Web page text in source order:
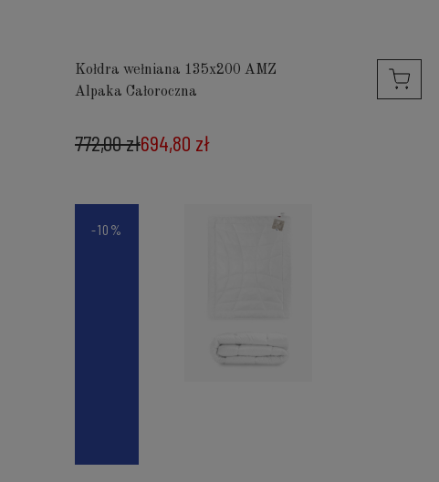
Kołdra wełniana 135x200 AMZ
Alpaka Całoroczna
694,80 zł
772,00 zł
-10%